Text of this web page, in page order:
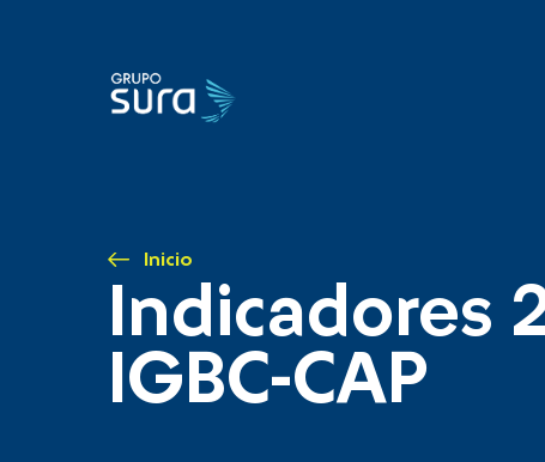
Inicio
Indicadores
IGBC-CAP